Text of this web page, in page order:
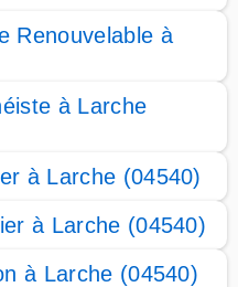
Renouvelable à
à Larche
à Larche (04540)
à Larche (04540)
à Larche (04540)